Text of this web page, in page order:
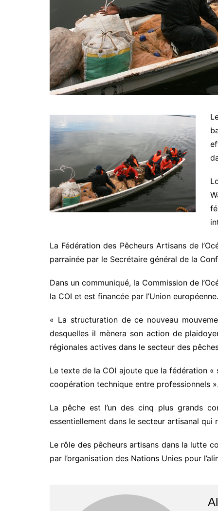
La Fédération des Pêcheurs Artisans de
parrainée par le Secrétaire général de la
Dans un communiqué, la Commission de
la COI et est financée par l’Union européenne.
« La structuration de ce nouveau
desquelles il mènera son action de
régionales actives dans le secteur des
Le texte de la COI ajoute que la fédération
coopération technique entre professionnels ».
La pêche est l’un des cinq plus grands
essentiellement dans le secteur artisanal
Le rôle des pêcheurs artisans dans la lutte
par l’organisation des Nations Unies pour